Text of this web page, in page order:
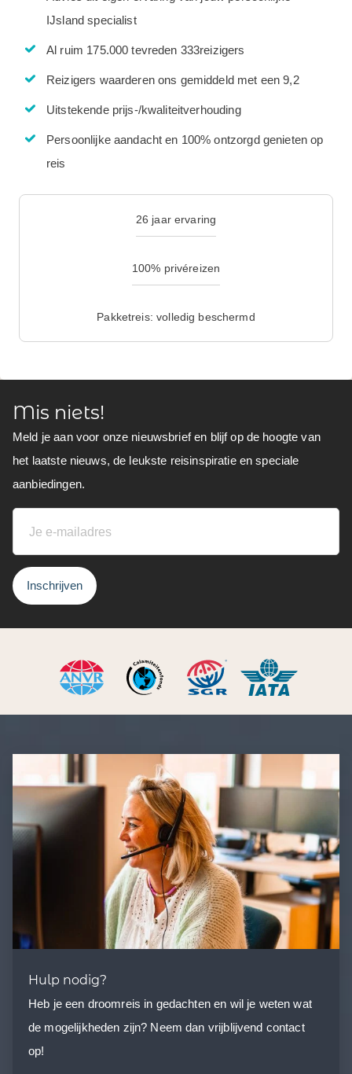
IJsland specialist
Al ruim 175.000 tevreden 333reizigers
Reizigers waarderen ons gemiddeld met een 9,2
Uitstekende prijs-/kwaliteitverhouding
Persoonlijke aandacht en 100% ontzorgd genieten op
reis
26 jaar ervaring
100% privéreizen
Pakketreis: volledig beschermd
Mis niets!
Meld je aan voor onze nieuwsbrief en blijf op de hoogte van
het laatste nieuws, de leukste reisinspiratie en speciale
aanbiedingen.
Inschrijven
Hulp nodig?
Heb je een droomreis in gedachten en wil je weten wat
de mogelijkheden zijn? Neem dan vrijblijvend contact
op!